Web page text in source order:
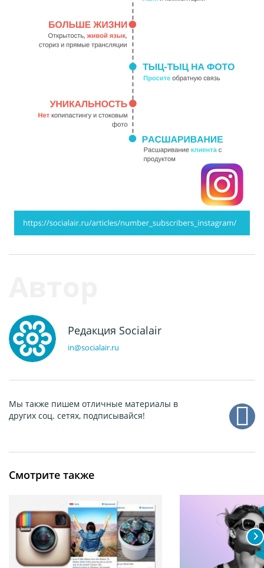
Редакция Socialair
in@socialair.ru
Мы также пишем отличные материалы в
других соц. сетях, подписывайся!
Смотрите также